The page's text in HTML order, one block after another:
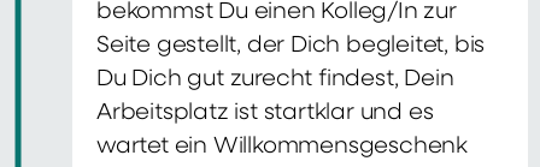
bekommst Du einen Kolleg/In zur
Seite gestellt, der Dich begleitet, bis
Du Dich gut zurecht findest, Dein
Arbeitsplatz ist startklar und es
wartet ein Willkommensgeschenk